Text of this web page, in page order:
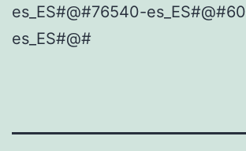
es_ES#@#76540-
es_ES#@#